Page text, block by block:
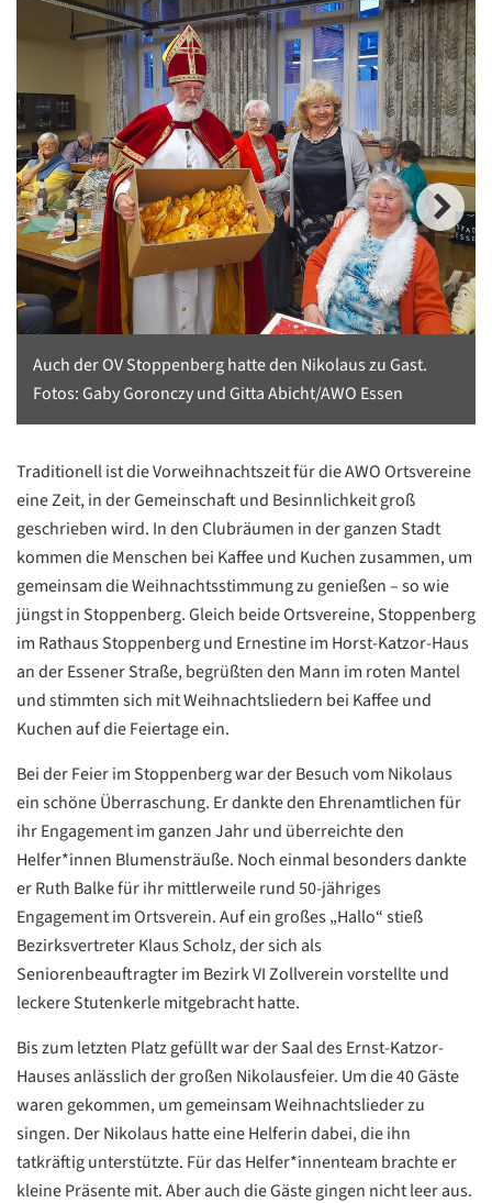
Auch der OV Stoppenberg hatte den Nikolaus zu Gast.
Fotos: Gaby Goronczy und Gitta Abicht/AWO Essen
Traditionell ist die Vorweihnachtszeit für die AWO Ortsvereine
eine Zeit, in der Gemeinschaft und Besinnlichkeit groß
geschrieben wird. In den Clubräumen in der ganzen Stadt
kommen die Menschen bei Kaffee und Kuchen zusammen, um
gemeinsam die Weihnachtsstimmung zu genießen – so wie
jüngst in Stoppenberg. Gleich beide Ortsvereine, Stoppenberg
im Rathaus Stoppenberg und Ernestine im Horst-Katzor-Haus
an der Essener Straße, begrüßten den Mann im roten Mantel
und stimmten sich mit Weihnachtsliedern bei Kaffee und
Kuchen auf die Feiertage ein.
Bei der Feier im Stoppenberg war der Besuch vom Nikolaus
ein schöne Überraschung. Er dankte den Ehrenamtlichen für
ihr Engagement im ganzen Jahr und überreichte den
Helfer*innen Blumensträuße. Noch einmal besonders dankte
er Ruth Balke für ihr mittlerweile rund 50-jähriges
Engagement im Ortsverein. Auf ein großes „Hallo“ stieß
Bezirksvertreter Klaus Scholz, der sich als
Seniorenbeauftragter im Bezirk VI Zollverein vorstellte und
leckere Stutenkerle mitgebracht hatte.
Bis zum letzten Platz gefüllt war der Saal des Ernst-Katzor-
Hauses anlässlich der großen Nikolausfeier. Um die 40 Gäste
waren gekommen, um gemeinsam Weihnachtslieder zu
singen. Der Nikolaus hatte eine Helferin dabei, die ihn
tatkräftig unterstützte. Für das Helfer*innenteam brachte er
kleine Präsente mit. Aber auch die Gäste gingen nicht leer aus.
Datenschutzerklärung
Datenschutzerklärung